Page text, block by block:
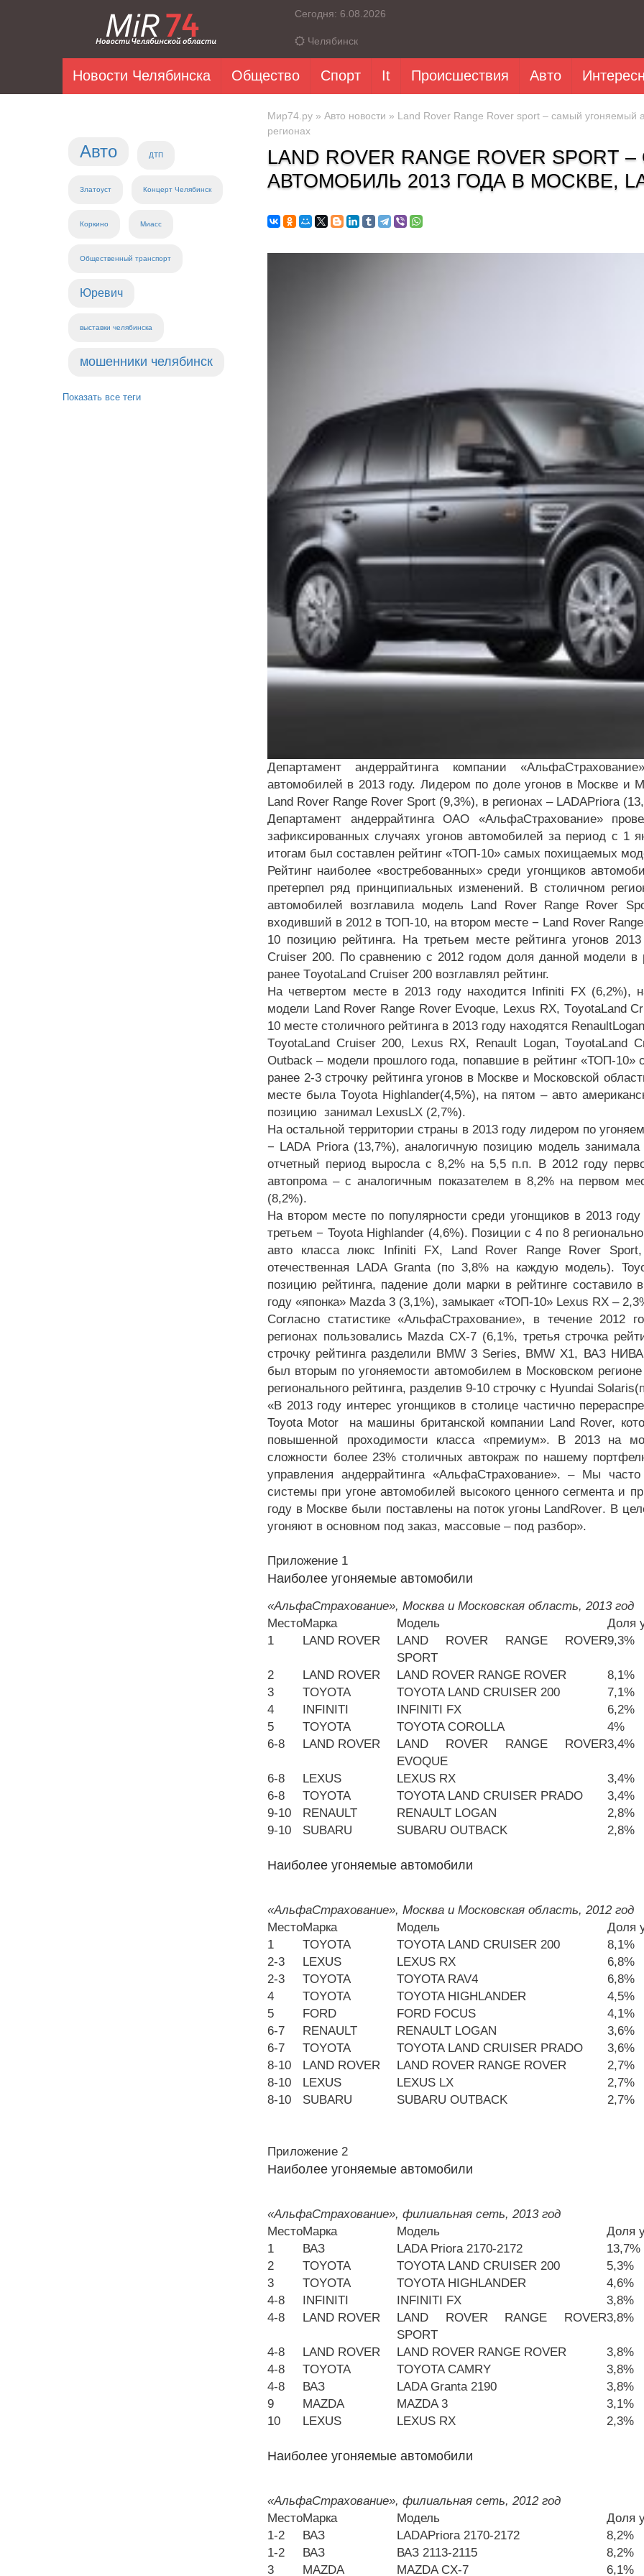
Сегодня: 6.08.2026
Челябинск
Новости Челябинска Общество Спорт It Происшествия Авто
Авто ДТП
Златоуст Концерт Челябинск
Коркино Миасс
Общественный транспорт
Юревич
выставки челябинска
мошенники челябинск
Показать все теги
Мир74.ру » Авто новости » Land Rover Range Rover sport – самый угоняемый
регионах
LAND ROVER RANGE ROVER
АВТОМОБИЛЬ 2013 ГОДА В МОСКВЕ,
Департамент андеррайтинга компании
автомобилей в 2013 году. Лидером по доле угонов в Москве и
Land Rover Range Rover Sport (9,3%), в регионах – LADAPriora
Департамент андеррайтинга ОАО «АльфаСтрахование»
зафиксированных случаях угонов автомобилей за период с 1
итогам был составлен рейтинг «ТОП-10» самых похищаемых
Рейтинг наиболее «востребованных» среди угонщиков
претерпел ряд принципиальных изменений. В столичном
автомобилей возглавила модель Land Rover Range Rover
входивший в 2012 в ТОП-10, на втором месте − Land Rover
10 позицию рейтинга. На третьем месте рейтинга угонов
Cruiser 200. По сравнению с 2012 годом доля данной модели в
ранее ToyotaLand Cruiser 200 возглавлял рейтинг.
На четвертом месте в 2013 году находится Infiniti FX
модели Land Rover Range Rover Evoque, Lexus RX, ToyotaLandC
10 месте столичного рейтинга в 2013 году находятся RenaultLogan
ToyotaLand Cruiser200, Lexus RX, Renault Logan, ToyotaLand C
Outback – модели прошлого года, попавшие в рейтинг «ТОП-
ранее 2-3 строчку рейтинга угонов в Москве и Московской
месте была ToyotaHighlander(4,5%), на пятом – авто
позицию занимал LexusLX (2,7%).
На остальной территории страны в 2013 году лидером по
− LADA Priora (13,7%), аналогичную позицию модель
отчетный период выросла с 8,2% на 5,5 п.п. В 2012 году
автопрома – с аналогичным показателем в 8,2% на первом
(8,2%).
На втором месте по популярности среди угонщиков в 2013
третьем − Toyota Highlander (4,6%). Позиции с 4 по 8
авто класса люкс Infiniti FX, Land Rover Range Rover
отечественная LADA Granta (по 3,8% на каждую модель).
позицию рейтинга, падение доли марки в рейтинге
году «японка» Mazda 3 (3,1%), замыкает «ТОП-10» Lexus RX –
Согласно статистике «АльфаСтрахование», в течение 2012
регионах пользовались Mazda CX-7 (6,1%, третья строчка
строчку рейтинга разделили BMW 3 Series, BMW X1, ВАЗ НИВА
был вторым по угоняемости автомобилем в Московском
регионального рейтинга, разделив 9-10 строчку с Hyundai Solaris
«В 2013 году интерес угонщиков в столице частично
Toyota Motor на машины британской компании Land Rover,
повышенной проходимости класса «премиум». В 2013 на
сложности более 23% столичных автокраж по нашему
управления андеррайтинга «АльфаСтрахование». – Мы
системы при угоне автомобилей высокого ценного сегмента и
году в Москве были поставлены на поток угоны LandRover. В
угоняют в основном под заказ, массовые – под разбор».
Приложение 1
Наиболее угоняемые автомобили
«АльфаСтрахование», Москва и Московская область, 2013 год
МестоМарка Модель
Доля
1
LAND ROVER
LAND ROVER RANGE ROVER
SPORT
9,3%
2 LAND ROVER LAND ROVER RANGE ROVER
8,1%
3
TOYOTA TOYOTA LAND CRUISER 200
7,1%
4
INFINITI INFINITI FX
6,2%
5
TOYOTA TOYOTA COROLLA
4%
6-8
LAND ROVER
LAND ROVER RANGE ROVER
EVOQUE
3,4%
6-8 LEXUS LEXUS RX
3,4%
6-8
TOYOTA TOYOTA LAND CRUISER PRADO
3,4%
9-10
RENAULT RENAULT LOGAN
2,8%
9-10
SUBARU SUBARU OUTBACK 2,8%
Наиболее угоняемые автомобили
«АльфаСтрахование», Москва и Московская область, 2012 год
МестоМарка Модель
Доля
1
TOYOTA TOYOTA LAND CRUISER 200
8,1%
2-3
LEXUS LEXUS RX
6,8%
2-3
TOYOTA TOYOTA RAV4
6,8%
4
TOYOTA TOYOTA HIGHLANDER
4,5%
5
FORD FORD FOCUS
4,1%
6-7
RENAULT RENAULT LOGAN
3,6%
6-7
TOYOTA TOYOTA LAND CRUISER PRADO
3,6%
8-10
LAND ROVER LAND ROVER RANGE ROVER
2,7%
8-10
LEXUS LEXUS LX
2,7%
8-10
SUBARU SUBARU OUTBACK 2,7%
Приложение 2
Наиболее угоняемые автомобили
«АльфаСтрахование», филиальная сеть, 2013 год
МестоМарка Модель
Доля
1
ВАЗ LADA Priora 2170-2172
13,7%
2
TOYOTA TOYOTA LAND CRUISER 200
5,3%
3
TOYOTA TOYOTA HIGHLANDER
4,6%
4-8
INFINITI INFINITI FX
3,8%
4-8
LAND ROVER
LAND ROVER RANGE ROVER
SPORT
3,8%
4-8 LAND ROVER LAND ROVER RANGE ROVER
3,8%
4-8
TOYOTA TOYOTA CAMRY
3,8%
4-8
ВАЗ LADA Granta 2190
3,8%
9
MAZDA MAZDA 3
3,1%
10
LEXUS LEXUS RX 2,3%
Наиболее угоняемые автомобили
«АльфаСтрахование», филиальная сеть, 2012 год
МестоМарка Модель
Доля
1-2
ВАЗ LADAPriora 2170-2172
8,2%
1-2
ВАЗ ВАЗ 2113-2115
8,2%
3
MAZDA MAZDA CX-7 6,1%